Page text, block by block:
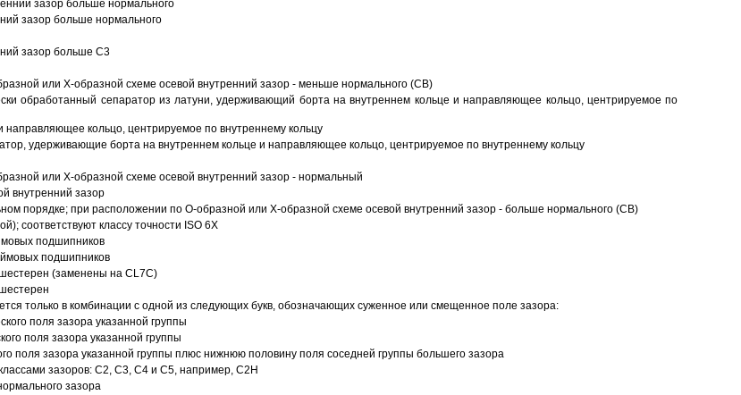
зазор больше нормального
зазор больше нормального
зазор больше C3
или Х-образной схеме осевой внутренний зазор - меньше нормального (CB)
обработанный сепаратор из латуни, удерживающий борта на внутреннем кольце и направляющее кольцо, центрируемое по
кольцо, центрируемое по внутреннему кольцу
удерживающие борта на внутреннем кольце и направляющее кольцо, центрируемое по внутреннему кольцу
или Х-образной схеме осевой внутренний зазор - нормальный
внутренний зазор
порядке; при расположении по О-образной или Х-образной схеме осевой внутренний зазор - больше нормального (CB)
соответствуют классу точности ISO 6X
подшипников
подшипников
(заменены на CL7C)
только в комбинации с одной из следующих букв, обозначающих суженное или смещенное поле зазора:
поля зазора указанной группы
поля зазора указанной группы
поля зазора указанной группы плюс нижнюю половину поля соседней группы большего зазора
зазоров: С2, C3, С4 и С5, например, С2Н
зазора